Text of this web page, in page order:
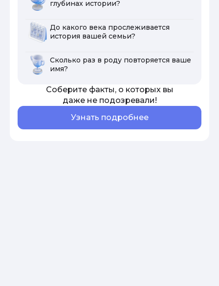
глубинах истории?
До какого века прослеживается
история вашей семьи?
Сколько раз в роду повторяется ваше
имя?
Соберите факты, о которых вы
даже не подозревали!
Узнать подробнее